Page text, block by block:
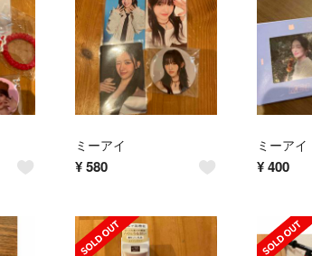
ミーアイ
¥ 580
ミーアイ
¥400